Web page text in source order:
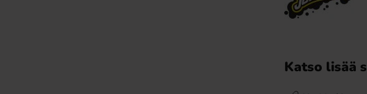
Katso lisää